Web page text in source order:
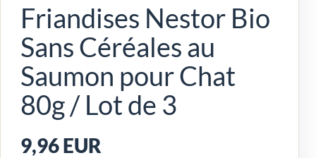
Friandises Nestor Bio
Sans Céréales au
Saumon pour Chat
80g / Lot de 3
9,96 EUR